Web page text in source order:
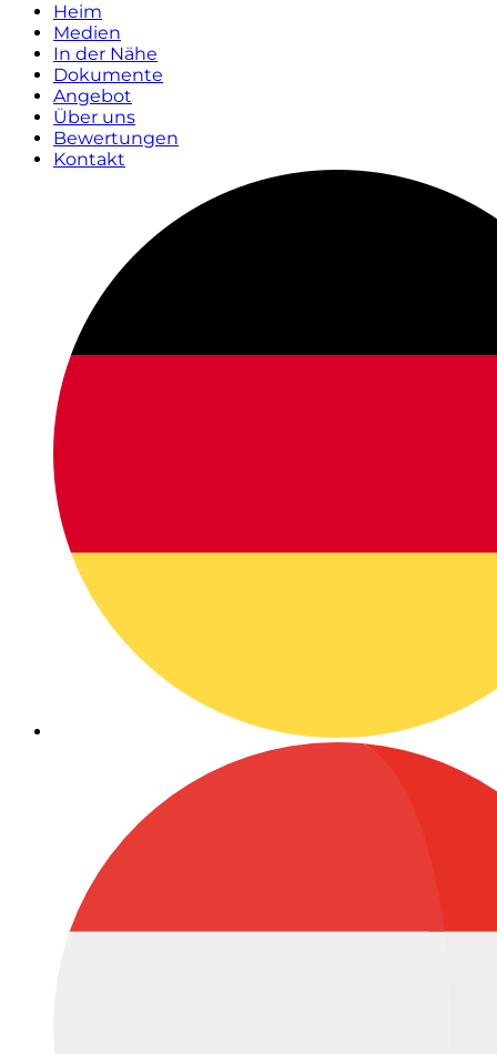
Heim
Medien
In der Nähe
Dokumente
Angebot
Über uns
Bewertungen
Kontakt